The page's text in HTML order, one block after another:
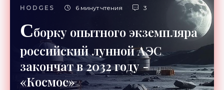
HODGES 6 минут чтения 3
Сборку опытного экземпляра
российский лунной АЭС
закончат в 2032 году -
«Космос»